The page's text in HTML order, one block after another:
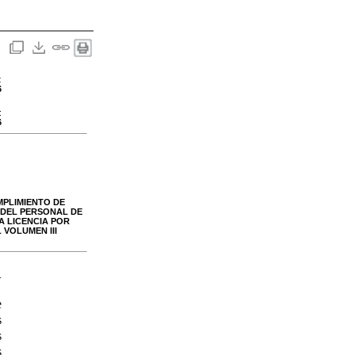
DE
PERSONAL DE
LICENCIA POR
VOLUMEN III